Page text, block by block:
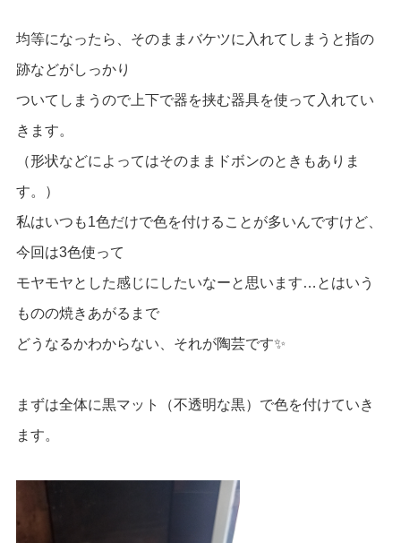
均等になったら、そのままバケツに入れてしまうと指の
跡などがしっかり
ついてしまうので上下で器を挟む器具を使って入れてい
きます。
（形状などによってはそのままドボンのときもありま
す。）
私はいつも1色だけで色を付けることが多いんですけど、
今回は3色使って
モヤモヤとした感じにしたいなーと思います…とはいう
ものの焼きあがるまで
どうなるかわからない、それが陶芸です✨
まずは全体に黒マット（不透明な黒）で色を付けていき
ます。